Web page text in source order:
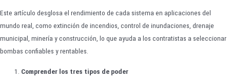
Este artículo desglosa el rendimiento de cada sistema en aplicaciones del
mundo real, como extinción de incendios, control de inundaciones, drenaje
municipal, minería y construcción, lo que ayuda a los contratistas a seleccionar
bombas confiables y rentables.
Comprender los tres tipos de poder